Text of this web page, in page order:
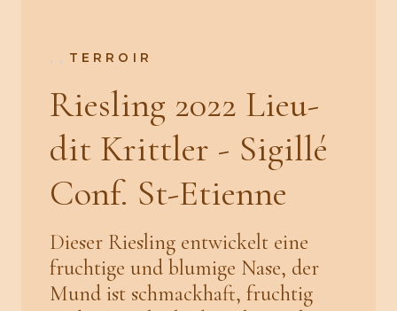
, , TERROIR
Riesling 2022 Lieu-
dit Krittler - Sigillé
Conf. St-Etienne
Dieser Riesling entwickelt eine
fruchtige und blumige Nase, der
Mund ist schmackhaft, fruchtig